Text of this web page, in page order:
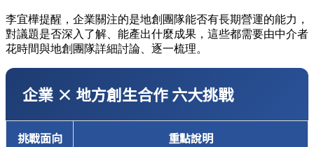
李宜樺提醒，企業關注的是地創團隊能否有長期營運的能力，
對議題是否深入了解、能產出什麼成果，這些都需要由中介者
花時間與地創團隊詳細討論、逐一梳理。
企業 × 地方創生合作 六大挑戰
挑戰面向 重點說明